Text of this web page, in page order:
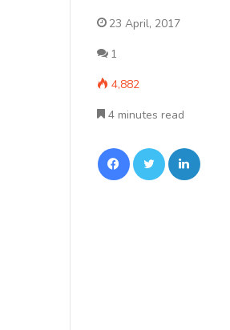
23 April, 2017
1
4,882
4 minutes read